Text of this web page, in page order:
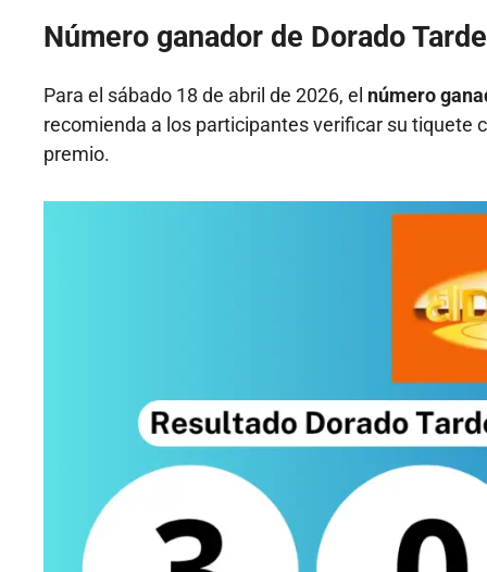
Número ganador de Dorado
Para el sábado 18 de abril de 2026, el número
recomienda a los participantes verificar su tiquete
premio.